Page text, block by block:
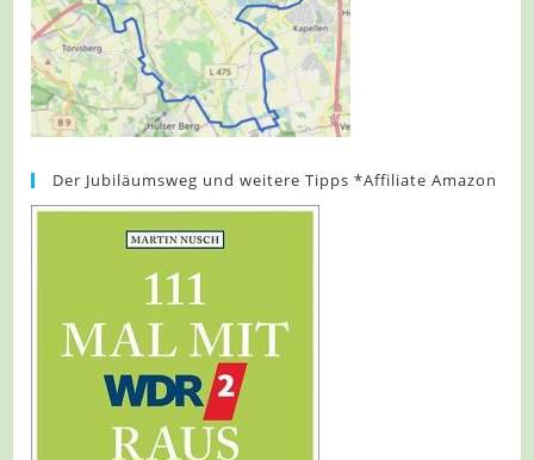
Der Jubiläumsweg und weitere Tipps *Affiliate Amazon